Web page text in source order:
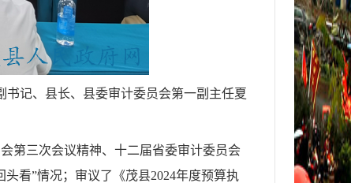
书记、县长、县委审计委员会第一副主任夏
第三次会议精神、 十二届省委审计委员会
头看”情况； 审议了 《茂县2024年度预算执